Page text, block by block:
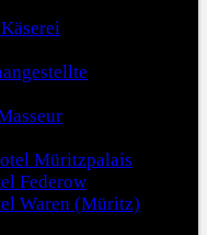
Müritzpalais
Federow
Waren (Müritz)